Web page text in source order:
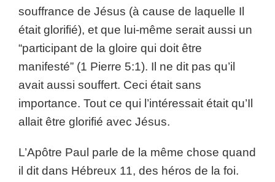
souffrance de Jésus (à cause de laquelle Il
était glorifié), et que lui-même serait aussi un
“participant de la gloire qui doit être
manifesté” (1 Pierre 5:1). Il ne dit pas qu’il
avait aussi souffert. Ceci était sans
importance. Tout ce qui l’intéressait était qu’Il
allait être glorifié avec Jésus.
L’Apôtre Paul parle de la même chose quand
il dit dans Hébreux 11, des héros de la foi.